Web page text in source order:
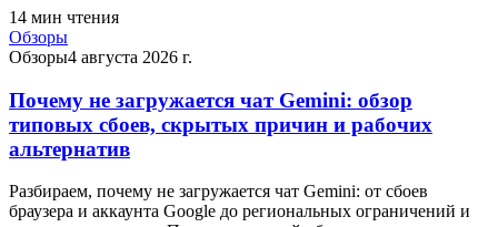
14 мин чтения
Обзоры
Обзоры4 августа 2026 г.
Почему не загружается чат Gemini: обзор
типовых сбоев, скрытых причин и рабочих
альтернатив
Разбираем, почему не загружается чат Gemini: от сбоев
браузера и аккаунта Google до региональных ограничений и